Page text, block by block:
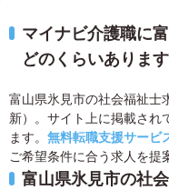
マイナビ介護職に
どのくらいありま
富山県氷見市の社会福祉士
新）。サイト上に掲載され
ます。 無料転職支援サービ
ご希望条件に合う求人を提
富山県氷見市の社